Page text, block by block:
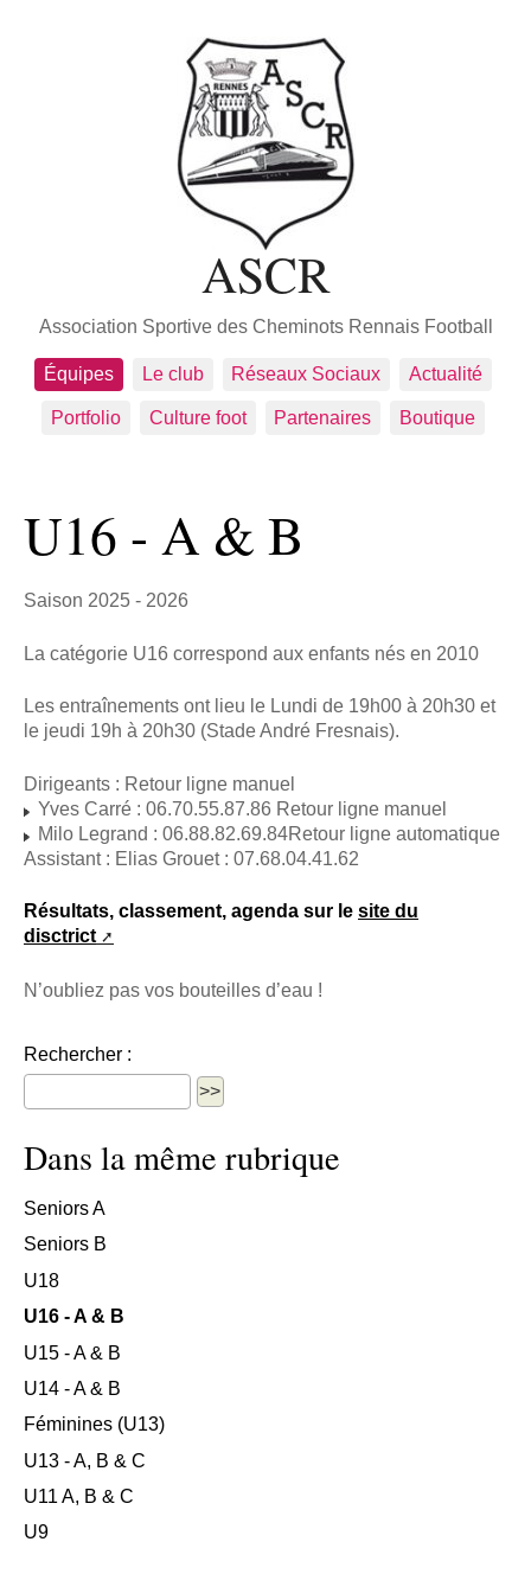
ASCR
Association Sportive des Cheminots Rennais Football
Équipes Le club Réseaux Sociaux Actualité
Portfolio Culture foot Partenaires Boutique
U16 - A & B
Saison 2025 - 2026
La catégorie U16 correspond aux enfants nés en 2010
Les entraînements ont lieu le Lundi de 19h00 à 20h30 et
le jeudi 19h à 20h30 (Stade André Fresnais).
Dirigeants : Retour ligne manuel
Yves Carré : 06.70.55.87.86 Retour ligne manuel
Milo Legrand : 06.88.82.69.84Retour ligne automatique
Assistant : Elias Grouet : 07.68.04.41.62
Résultats, classement, agenda sur le site du
disctrict
N’oubliez pas vos bouteilles d’eau !
Rechercher :
Dans la même rubrique
Seniors A
Seniors B
U18
U16 - A & B
U15 - A & B
U14 - A & B
Féminines (U13)
U13 - A, B & C
U11 A, B & C
U9